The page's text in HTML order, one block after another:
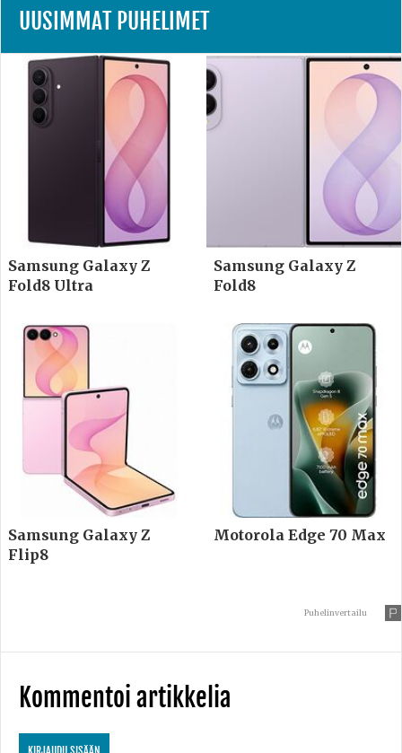
UUSIMMAT PUHELIMET
Samsung Galaxy Z
Fold8 Ultra
Samsung Galaxy Z
Fold8
Samsung Galaxy Z
Flip8
Motorola Edge 70 Max
Puhelinvertailu
Kommentoi artikkelia